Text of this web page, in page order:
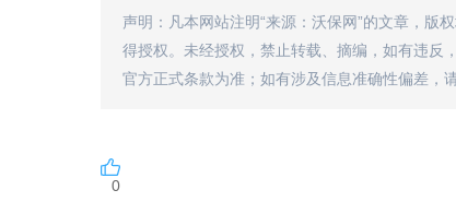
声明：凡本网站注明“来源：沃保网”的文章，版
得授权。未经授权，禁止转载、摘编，如有违反
官方正式条款为准；如有涉及信息准确性偏差，
0